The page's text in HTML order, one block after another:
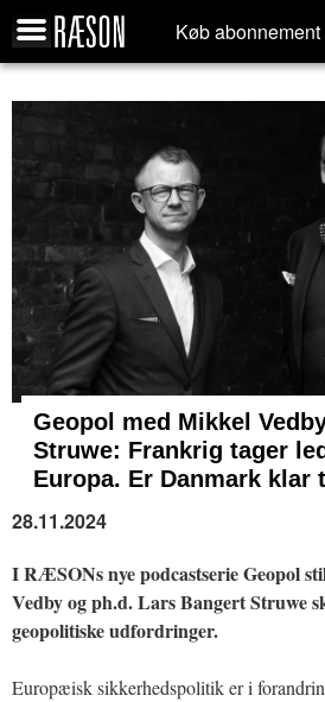
Køb abonnement
Geopol med Mikkel
Struwe: Frankrig tager
Europa. Er Danmark klar
28.11.2024
I RÆSONs nye podcastserie Geopol
Vedby og ph.d. Lars Bangert Struwe
geopolitiske udfordringer.
Europæisk sikkerhedspolitik er i